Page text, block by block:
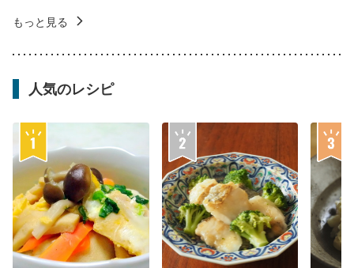
もっと見る
人気のレシピ